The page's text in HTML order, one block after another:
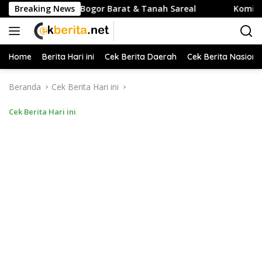
Langsung
ke
konten
Breaking News
di Bogor Barat & Tanah Sareal Komisi I: Ini
Home Berita Hari ini Cek Berita Daerah Cek Berita
Beranda Cek Berita Hari ini
Cek Berita Hari ini